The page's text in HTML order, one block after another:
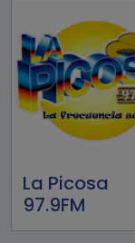
La Picosa
97.9FM